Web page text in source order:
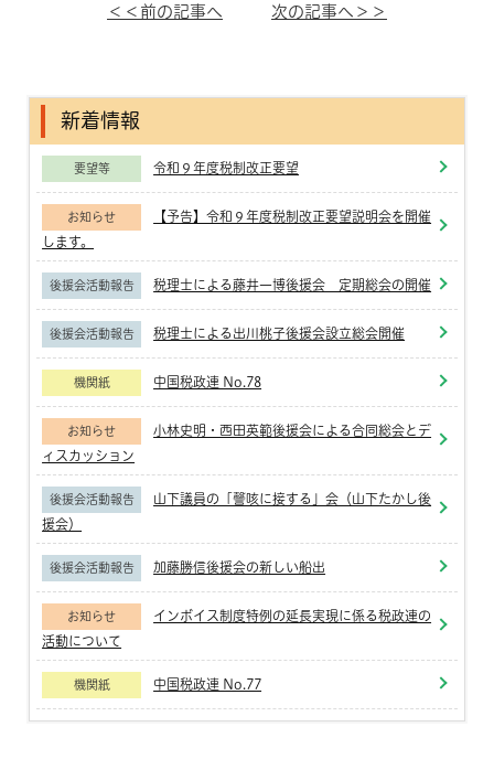
＜＜前の記事へ 次の記事へ＞＞
新着情報
要望等 令和９年度税制改正要望
お知らせ
【予告】令和９年度税制改正要望説明会を開催
します。
後援会活動報告 税理士による藤井一博後援会 定期総会の開催
後援会活動報告 税理士による出川桃子後援会設立総会開催
機関紙 中国税政連 No.78
お知らせ
小林史明・西田英範後援会による合同総会とデ
ィスカッション
後援会活動報告
山下議員の「謦咳に接する」会（山下たかし後
援会）
後援会活動報告 加藤勝信後援会の新しい船出
お知らせ
インボイス制度特例の延長実現に係る税政連の
活動について
機関紙 中国税政連 No.77